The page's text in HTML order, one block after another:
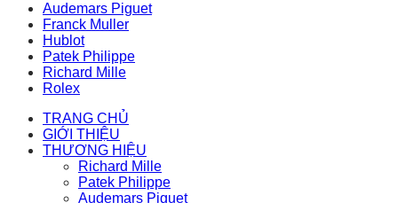
Audemars Piguet
Franck Muller
Hublot
Patek Philippe
Richard Mille
Rolex
TRANG CHỦ
GIỚI THIỆU
THƯƠNG HIỆU
Richard Mille
Patek Philippe
Audemars Piguet